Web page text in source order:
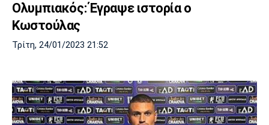
Ολυμπιακός: Έγραψε ιστορία ο
Κωστούλας
Τρίτη, 24/01/2023 21:52